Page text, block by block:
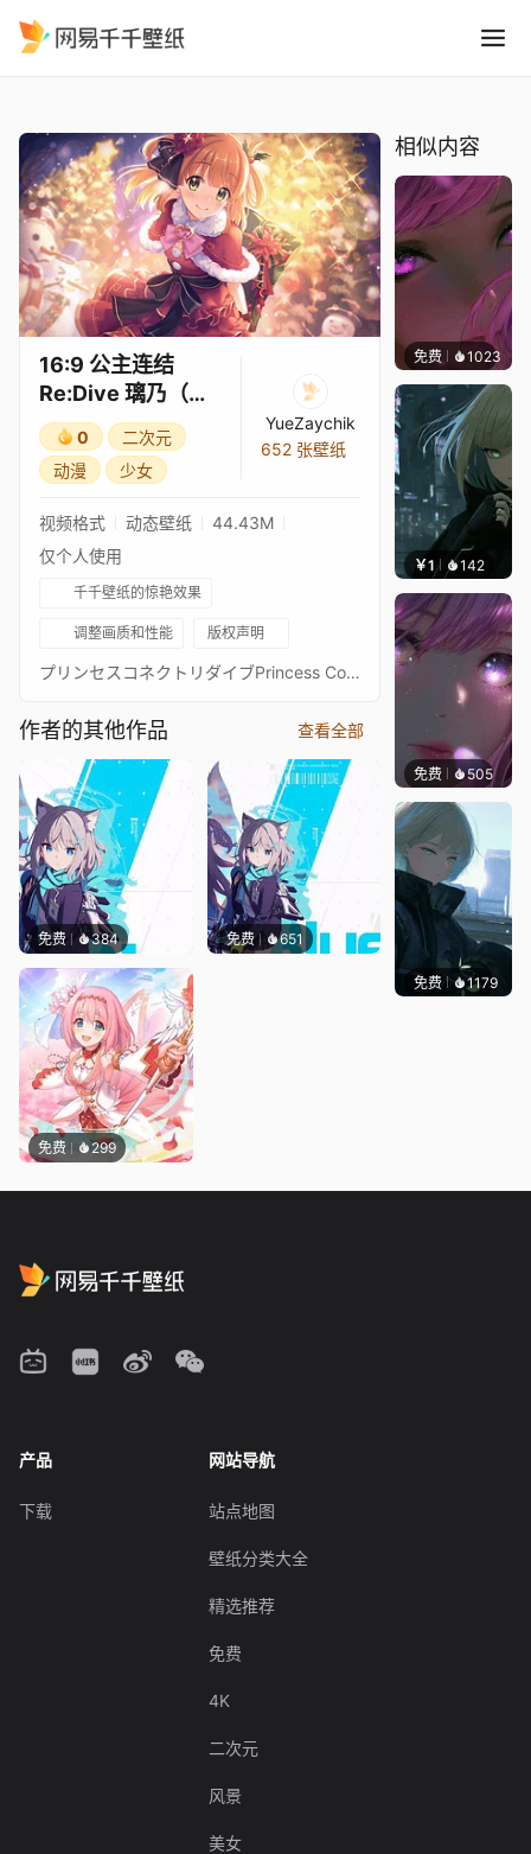
16:9 公主连结
Re:Dive 璃乃（圣
诞）3★
0
二次元
动漫
少女
YueZaychik
652 张壁纸
视频格式 动态壁纸
44.43M
仅个人使用
千千壁纸的惊艳效果
调整画质和性能 版权声明
プリンセスコネクトリダイブPrincess Connect! Re: Dive超异域公主连结！Re: Dive3星 璃乃 圣诞节 3★ 主页动画壁纸3★リノ（クリスマス） - Rino通过 Waifu2x 降噪放大 + FFmpeg 60FPS 补帧处理21:9 带鱼屏适配版：https://steamcommunity.com/sharedfiles/filedetails/?id=2704982896PCR 16:9 合集：https://steamcommunity.com/sharedfiles/filedetails/?id=2134024999PCR 21:9 合集：https://steamcommunity.com/sharedfiles/filedetails/?id=2137377323
作者的其他作品 查看全部
免费 384 免费 651
免费 299
相似内容
免费 1023辰东
￥1 142
免费 505辰东
免费 1179辰东
产品
下载
网站导航
站点地图
壁纸分类大全
精选推荐
免费
4K
二次元
风景
美女